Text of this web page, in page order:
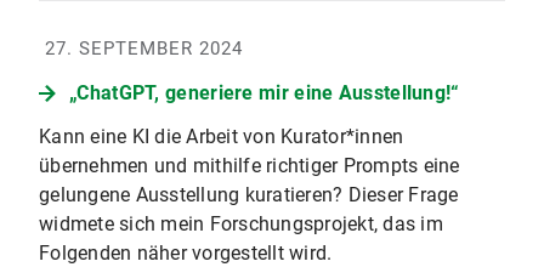
27. SEPTEMBER 2024
„ChatGPT, generiere mir eine Ausstellung!“
Kann eine KI die Arbeit von Kurator*innen
übernehmen und mithilfe richtiger Prompts eine
gelungene Ausstellung kuratieren? Dieser Frage
widmete sich mein Forschungsprojekt, das im
Folgenden näher vorgestellt wird.